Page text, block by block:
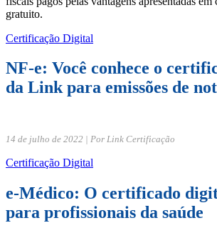
gratuito.
Certificação Digital
NF-e: Você conhece o
da Link para emissões de
14 de julho de 2022 | Por Link Certificação
Certificação Digital
e-Médico: O certificado
para profissionais da saúde